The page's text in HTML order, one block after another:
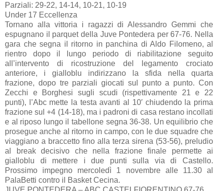
Parziali: 29-22, 14-14, 10-21, 10-19
Under 17 Eccellenza
Tornano alla vittoria i ragazzi di Alessandro Gemmi che
espugnano il parquet della Juve Pontedera per 67-76. Nella
gara che segna il ritorno in panchina di Aldo Filomeno, al
rientro dopo il lungo periodo di riabilitazione seguito
all’intervento di ricostruzione del legamento crociato
anteriore, i gialloblu indirizzano la sfida nella quarta
frazione, dopo tre parziali giocati sul punto a punto. Con
Zecchi e Borghesi sugli scudi (rispettivamente 21 e 22
punti), l’Abc mette la testa avanti al 10′ chiudendo la prima
frazione sul +4 (14-18), ma i padroni di casa restano incollati
e al riposo lungo il tabellone segna 36-38. Un equilibrio che
prosegue anche al ritorno in campo, con le due squadre che
viaggiano a braccetto fino alla terza sirena (53-56), preludio
al break decisivo che nella frazione finale permette ai
gialloblu di mettere i due punti sulla via di Castello.
Prossimo impegno mercoledì 1 novembre alle 11.30 al
PalaBetti contro il Basket Cecina.